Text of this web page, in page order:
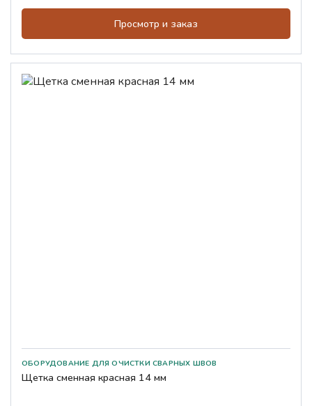
Просмотр и заказ
Щетка сменная красная 14 мм